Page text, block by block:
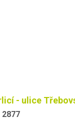
- ulice
2877